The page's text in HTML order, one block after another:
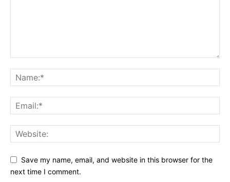
Save my name, email, and website in this browser for the
next time I comment.